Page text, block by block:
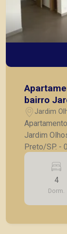
bairro
emJardim
Jardim
Preto/SP. - 04 suítes; - Lavabo; - Sala para 02
ambientes; -
garagem. A Piramid tem como objetivo atender
seus
locação,
4
Dorm.